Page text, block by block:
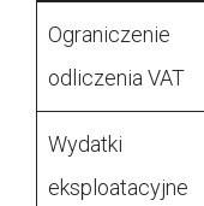
Ograniczenie
odliczenia VAT
Wydatki
eksploatacyjne